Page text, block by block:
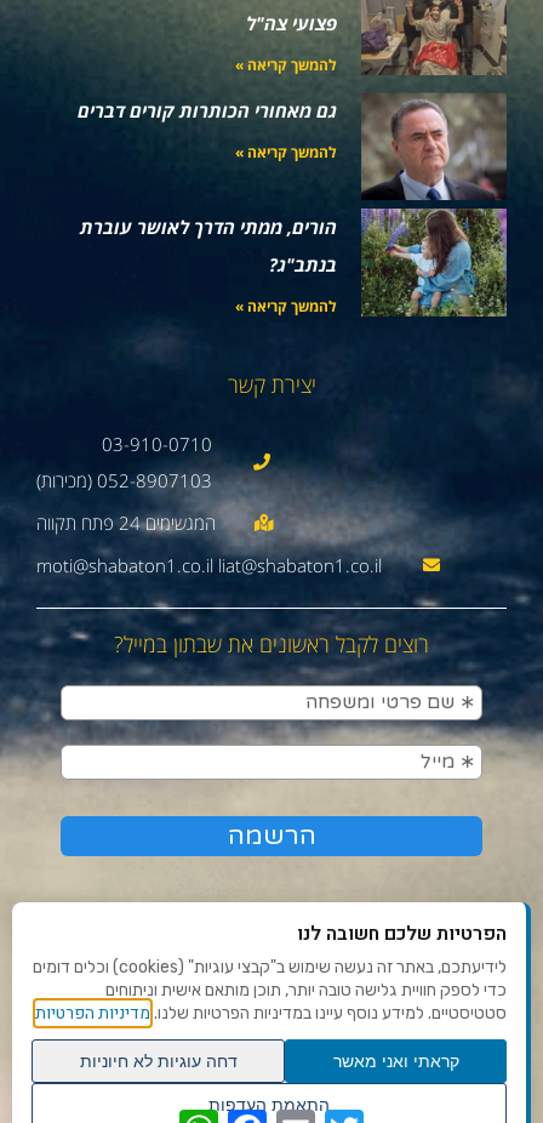
פצועי צה"ל
להמשך קריאה »
גם מאחורי הכותרות קורים דברים
להמשך קריאה »
הורים, ממתי הדרך לאושר עוברת
בנתב"ג?
להמשך קריאה »
יצירת קשר
03-910-0710
052-8907103 (מכירות)
moti@shabaton1.co.il liat@shabaton1.co.il
רוצים לקבל ראשונים את שבתון במייל?
תנאי שימוש ומדיניות פרטיות
פנו אלינו
הצהרת נגישות
הפרטיות שלכם חשובה לנו
לידיעתכם, באתר זה נעשה שימוש ב"קבצי עוגיות" (cookies) וכלים דומים
כדי לספק חוויית גלישה טובה יותר, תוכן מותאם אישית וניתוחים
סטטיסטיים. למידע נוסף עיינו במדיניות הפרטיות שלנו. מדיניות הפרטיות
קראתי ואני מאשר
דחה עוגיות לא חיוניות
התאמת העדפות